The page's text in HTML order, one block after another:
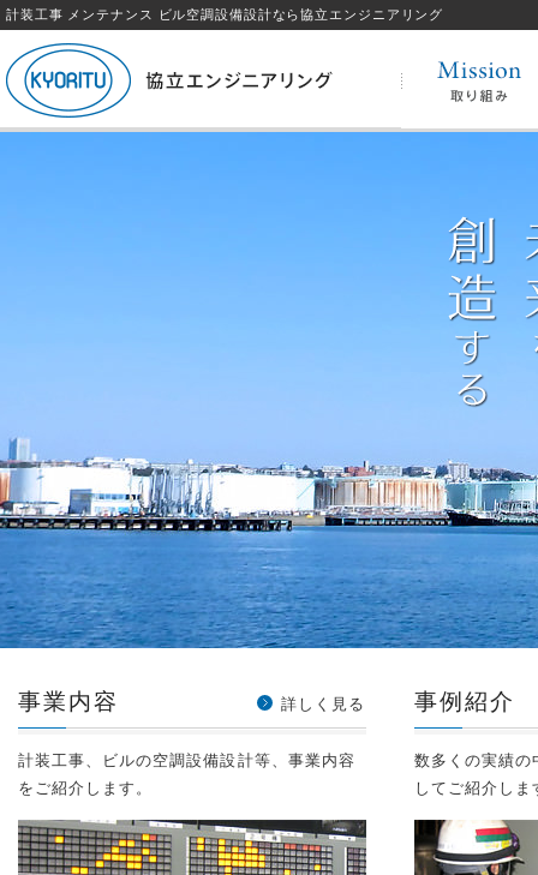
計装工事 メンテナンス ビル空調設備設計なら協立エンジニアリング
事業内容 詳しく見る
計装工事、ビルの空調設備設計等、事業内容
をご紹介します。
事例紹介
数多くの実績の
してご紹介しま